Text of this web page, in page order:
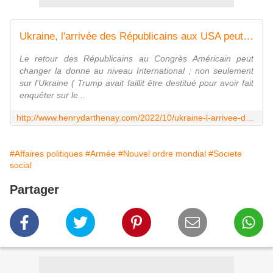
Ukraine, l'arrivée des Républicains aux USA peut changer la donne ! - Vouillé un peu d'Histoire
Le retour des Républicains au Congrès Américain peut
changer la donne au niveau International ; non seulement
sur l'Ukraine ( Trump avait faillit être destitué pour avoir fait
enquêter sur le...
#Affaires politiques #Armée #Nouvel ordre mondial #Societe
social
Partager